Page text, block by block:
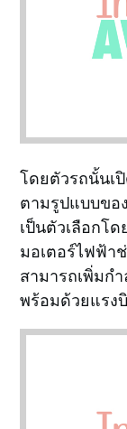
โดยตัวรถนั้นเ
ตามรูปแบบขอ
เป็นตัวเลือกโ
มอเตอร์ไฟฟ้า
สามารถเพิ่มก
พร้อมด้วยแรง